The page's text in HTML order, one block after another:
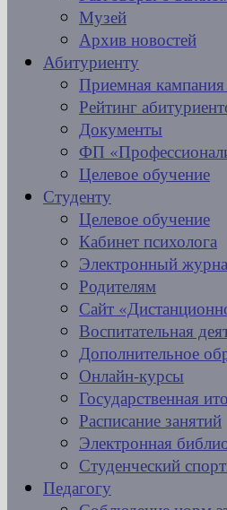
Музей
Архив новостей
Абитуриенту
Приемная
Рейтинг
Документы
ФП
Целевое обучение
Студенту
Целевое обучение
Кабинет психолога
Электронный
Родителям
Сайт
Воспитательная
Дополнительное
Онлайн-курсы
Государственная
Расписание занятий
Электронная
Студенческий
Педагогу